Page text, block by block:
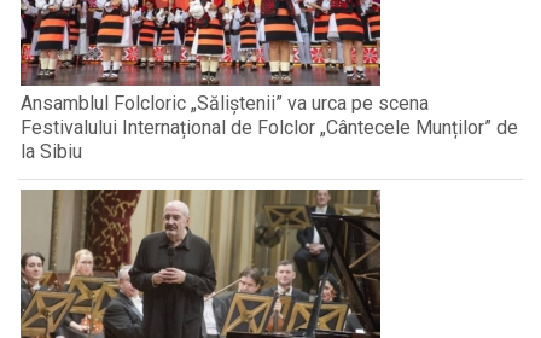
Ansamblul Folcloric „Săliștenii” va urca pe scena
Festivalului Internațional de Folclor „Cântecele Munților” de
la Sibiu